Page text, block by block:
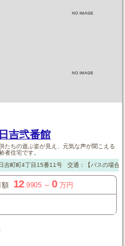
吉弐番館
たちの遊ぶ姿が見え、元気な声が聞こえる
者住宅です。
吉町町4丁目15番11号 交通：【バスの場合】
額 12.9905 ～0 万円